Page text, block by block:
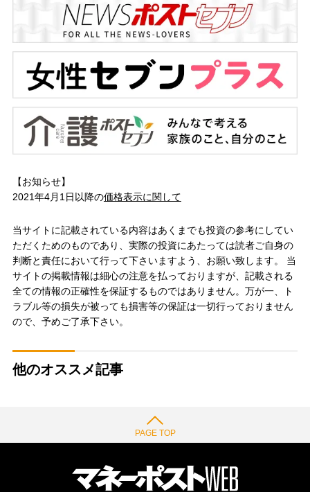
【お知らせ】
2021年4月1日以降の価格表示に関して
当サイトに記載されている内容はあくまでも投資の参考にしてい
ただくためのものであり、実際の投資にあたっては読者ご自身の
判断と責任において行って下さいますよう、お願い致します。 当
サイトの掲載情報は細心の注意を払っておりますが、記載される
全ての情報の正確性を保証するものではありません。万が一、ト
ラブル等の損失が被っても損害等の保証は一切行っておりません
ので、予めご了承下さい。
他のオススメ記事
PAGE TOP